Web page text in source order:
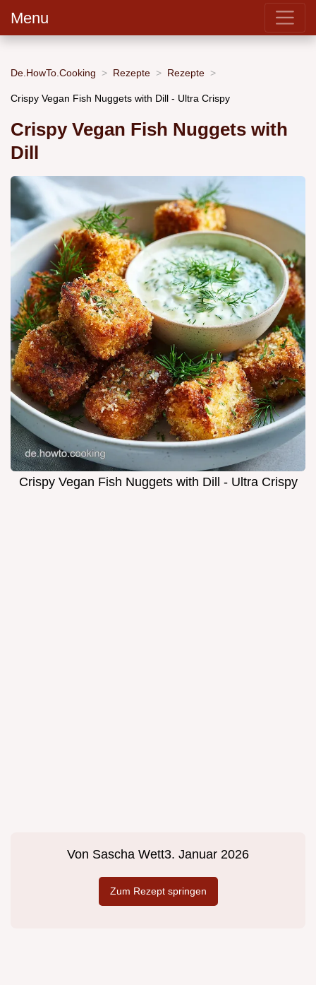
Menu
De.HowTo.Cooking Rezepte Rezepte
Crispy Vegan Fish Nuggets with Dill - Ultra Crispy
Crispy Vegan Fish Nuggets with
Dill
Crispy Vegan Fish Nuggets with Dill - Ultra Crispy
Von Sascha Wett3. Januar 2026
Zum Rezept springen